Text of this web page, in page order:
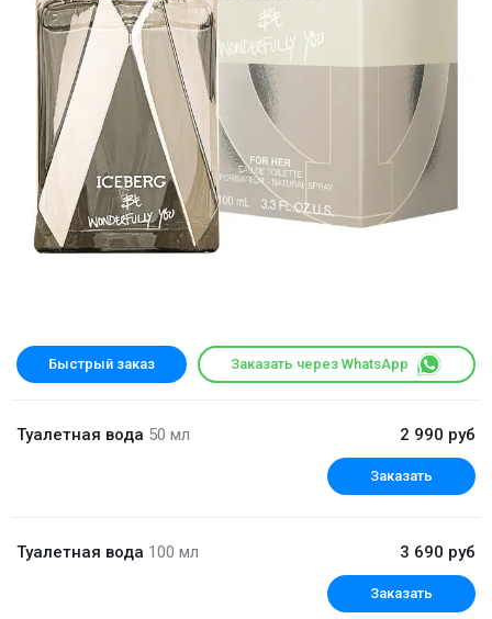
Быстрый заказ Заказать через WhatsApp
Туалетная вода 50 мл 2 990 руб
Заказать
Туалетная вода 100 мл 3 690 руб
Заказать